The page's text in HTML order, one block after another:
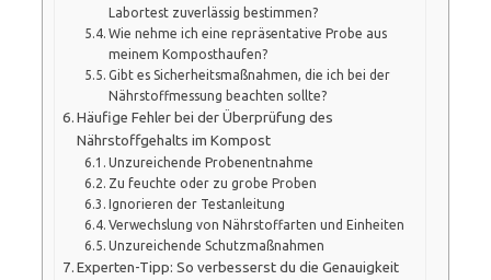
Labortest zuverlässig bestimmen?
Wie nehme ich eine repräsentative Probe aus
meinem Komposthaufen?
Gibt es Sicherheitsmaßnahmen, die ich bei der
Nährstoffmessung beachten sollte?
Häufige Fehler bei der Überprüfung des
Nährstoffgehalts im Kompost
Unzureichende Probenentnahme
Zu feuchte oder zu grobe Proben
Ignorieren der Testanleitung
Verwechslung von Nährstoffarten und Einheiten
Unzureichende Schutzmaßnahmen
Experten-Tipp: So verbesserst du die Genauigkeit